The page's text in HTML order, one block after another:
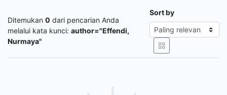
Ditemukan 0 dari pencarian Anda
melalui kata kunci: author="Effendi,
Nurmaya"
Sort by